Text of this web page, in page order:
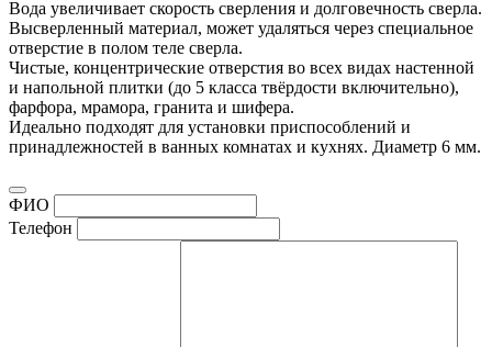
Вода увеличивает скорость сверления и долговечность сверла.
Высверленный материал, может удаляться через специальное
отверстие в полом теле сверла.
Чистые, концентрические отверстия во всех видах настенной
и напольной плитки (до 5 класса твёрдости включительно),
фарфора, мрамора, гранита и шифера.
Идеально подходят для установки приспособлений и
принадлежностей в ванных комнатах и кухнях. Диаметр 6 мм.
ФИО
Телефон